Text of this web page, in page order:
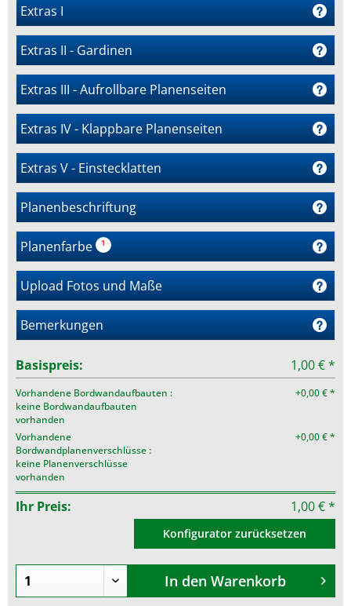
Extras I
Extras II - Gardinen
Extras III - Aufrollbare Planenseiten
Extras IV - Klappbare Planenseiten
Extras V - Einstecklatten
Planenbeschriftung
Planenfarbe ¹
Upload Fotos und Maße
Bemerkungen
Basispreis: 1,00 € *
Vorhandene Bordwandaufbauten :
keine Bordwandaufbauten
vorhanden
+0,00 € *
Vorhandene
Bordwandplanenverschlüsse :
keine Planenverschlüsse
vorhanden
+0,00 € *
Ihr Preis: 1,00 € *
Konfigurator zurücksetzen
In den Warenkorb